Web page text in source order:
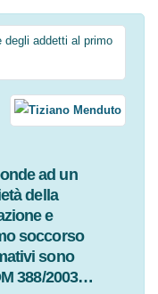
ad un
della
e
soccorso
sono
388/2003…